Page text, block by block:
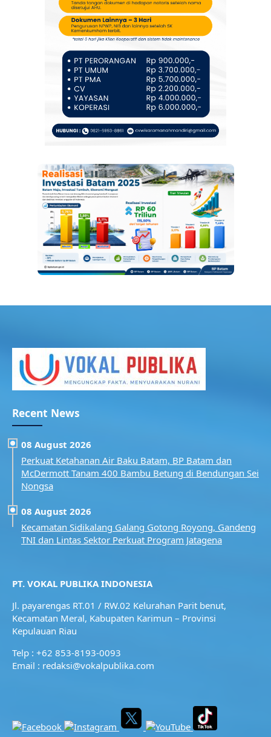
Recent News
08 August 2026
Perkuat Ketahanan Air Baku Batam, BP Batam dan
McDermott Tanam 400 Bambu Betung di Bendungan Sei
Nongsa
08 August 2026
Kecamatan Sidikalang Galang Gotong Royong, Gandeng
TNI dan Lintas Sektor Perkuat Program Jatagena
PT. VOKAL PUBLIKA INDONESIA
Jl. payarengas RT.01 / RW.02 Kelurahan Parit benut,
Kecamatan Meral, Kabupaten Karimun – Provinsi
Kepulauan Riau
Telp : +62 853-8193-0093
Email : redaksi@vokalpublika.com